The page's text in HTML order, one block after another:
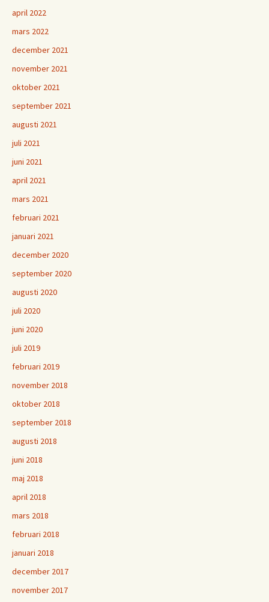
april 2022
mars 2022
december 2021
november 2021
oktober 2021
september 2021
augusti 2021
juli 2021
juni 2021
april 2021
mars 2021
februari 2021
januari 2021
december 2020
september 2020
augusti 2020
juli 2020
juni 2020
juli 2019
februari 2019
november 2018
oktober 2018
september 2018
augusti 2018
juni 2018
maj 2018
april 2018
mars 2018
februari 2018
januari 2018
december 2017
november 2017